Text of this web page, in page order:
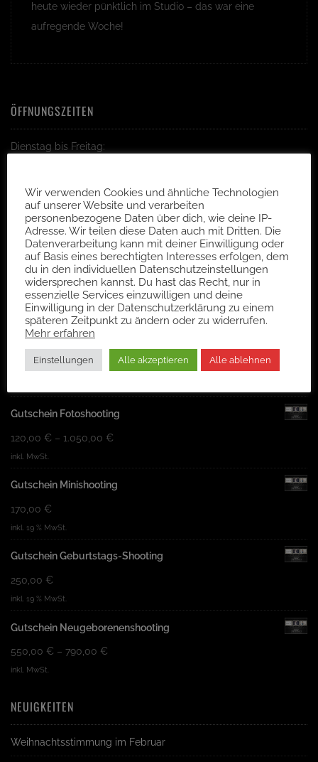
heute wieder pünktlich im Studio – das war eine
aufregende Woche!
ÖFFNUNGSZEITEN
Dienstag bis Freitag:
14:00 – 18:00 Uhr
Buche deinen Wunschtermin online,
per Mail oder direkt am Telefon!
Telefon: 0361 64413650
GUTSCHEINE IM SHOP
10,00€–500,00
Gutschein Fotoshooting
120,00 € – 1.050,00 €
inkl. MwSt.
Gutschein Minishooting
170,00 €
inkl. 19 % MwSt.
Gutschein Geburtstags-Shooting
250,00 €
inkl. 19 % MwSt.
Gutschein Neugeborenenshooting
550,00 € – 790,00 €
inkl. MwSt.
NEUIGKEITEN
Weihnachtsstimmung im Februar
Wir verwenden Cookies und ähnliche Technologien
auf unserer Website und verarbeiten
personenbezogene Daten über dich, wie deine IP-
Adresse. Wir teilen diese Daten auch mit Dritten. Die
Datenverarbeitung kann mit deiner Einwilligung oder
auf Basis eines berechtigten Interesses erfolgen, dem
du in den individuellen Datenschutzeinstellungen
widersprechen kannst. Du hast das Recht, nur in
essenzielle Services einzuwilligen und deine
Einwilligung in der Datenschutzerklärung zu einem
späteren Zeitpunkt zu ändern oder zu widerrufen.
Mehr erfahren
Einstellungen Alle akzeptieren Alle ablehnen